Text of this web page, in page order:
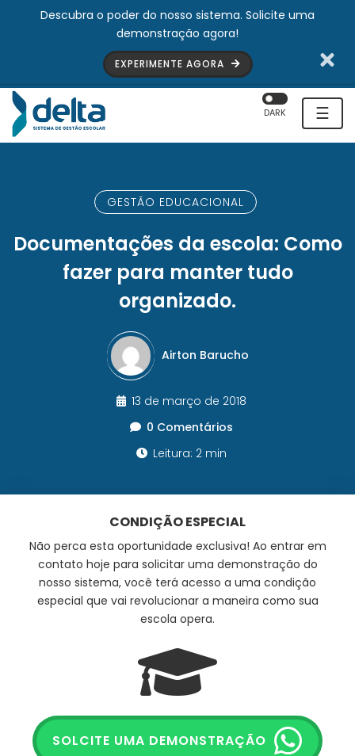
Descubra o poder do nosso sistema. Solicite uma
demonstração agora!
EXPERIMENTE AGORA
☰
DARK
GESTÃO EDUCACIONAL
Documentações da escola: Como
fazer para manter tudo
organizado.
Airton Barucho
13 de março de 2018
0 Comentários
Leitura: 2 min
CONDIÇÃO ESPECIAL
Não perca esta oportunidade exclusiva! Ao entrar em
contato hoje para solicitar uma demonstração do
nosso sistema, você terá acesso a uma condição
especial que vai revolucionar a maneira como sua
escola opera.
SOLCITE UMA DEMONSTRAÇÃO